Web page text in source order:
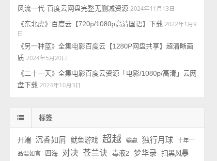
风流一代-百度云网盘完整无删减资源 2024年11月13日
《东北虎》百度云【720p/1080p高清国语】下载 2022年1月9
日
《另一种蓝》全集电影百度云【1280P网盘共享】超清晰画
质 2024年5月20日
《二十一天》全集电影百度云资源「电影/1080p/高清」云网
盘下载 2024年10月3日
标签
开端 沉香如屑 鱿鱼游戏 超越 输赢 独行月球
十年一
品温如言
四海 对决 苍兰诀 毒液2 梦华录 扫黑风暴